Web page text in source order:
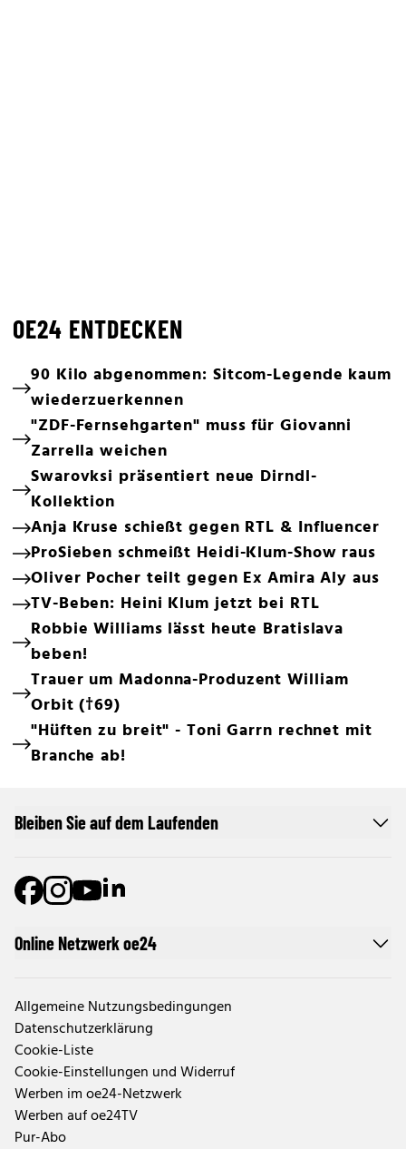
OE24 ENTDECKEN
90 Kilo abgenommen: Sitcom-Legende kaum
wiederzuerkennen
"ZDF-Fernsehgarten" muss für Giovanni
Zarrella weichen
Swarovksi präsentiert neue Dirndl-
Kollektion
Anja Kruse schießt gegen RTL & Influencer
ProSieben schmeißt Heidi-Klum-Show raus
Oliver Pocher teilt gegen Ex Amira Aly aus
TV-Beben: Heini Klum jetzt bei RTL
Robbie Williams lässt heute Bratislava
beben!
Trauer um Madonna-Produzent William
Orbit (†69)
"Hüften zu breit" - Toni Garrn rechnet mit
Branche ab!
Online Netzwerk oe24
Allgemeine Nutzungsbedingungen
Datenschutzerklärung
Cookie-Liste
Cookie-Einstellungen und Widerruf
Werben im oe24-Netzwerk
Werben auf oe24TV
Pur-Abo
Bleiben Sie auf dem Laufenden